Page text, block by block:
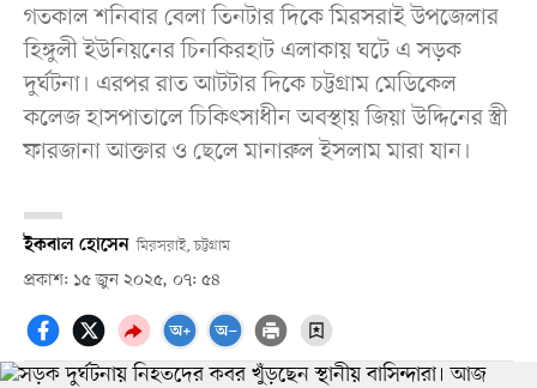
গতকাল শনিবার বেলা তিনটার দিকে মিরসরাই উপজেলার
হিঙ্গুলী ইউনিয়নের চিনকিরহাট এলাকায় ঘটে এ সড়ক
দুর্ঘটনা। এরপর রাত আটটার দিকে চট্টগ্রাম মেডিকেল
কলেজ হাসপাতালে চিকিৎসাধীন অবস্থায় জিয়া উদ্দিনের স্ত্রী
ফারজানা আক্তার ও ছেলে মানারুল ইসলাম মারা যান।
ইকবাল হোসেন মিরসরাই, চট্টগ্রাম
প্রকাশ: ১৫ জুন ২০২৫, ০৭: ৫৪